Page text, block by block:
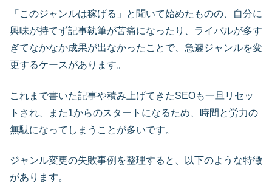
「このジャンルは稼げる」と聞いて始めたものの、自分に
興味が持てず記事執筆が苦痛になったり、ライバルが多す
ぎてなかなか成果が出なかったことで、急遽ジャンルを変
更するケースがあります。
これまで書いた記事や積み上げてきたSEOも一旦リセッ
トされ、また1からのスタートになるため、時間と労力の
無駄になってしまうことが多いです。
ジャンル変更の失敗事例を整理すると、以下のような特徴
があります。